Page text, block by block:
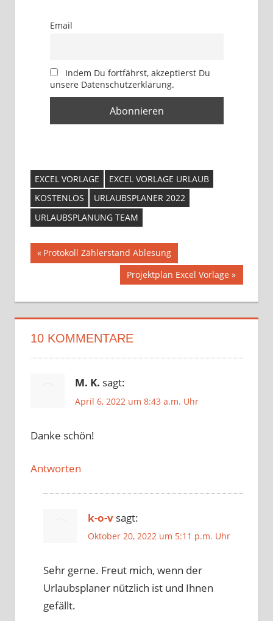
Email
Indem Du fortfährst, akzeptierst Du
unsere Datenschutzerklärung.
EXCEL VORLAGE
EXCEL VORLAGE URLAUB
KOSTENLOS
URLAUBSPLANER 2022
URLAUBSPLANUNG TEAM
Beitragsnavigation
Vorheriger
Beitrag:
Protokoll Zählerstand Ablesung
Nächster
Beitrag:
Projektplan Excel Vorlage
10 KOMMENTARE
M. K. sagt:
April 6, 2022 um 8:43 a.m. Uhr
Danke schön!
Antworten
k-o-v sagt:
Oktober 20, 2022 um 5:11 p.m. Uhr
Sehr gerne. Freut mich, wenn der
Urlaubsplaner nützlich ist und Ihnen
gefällt.